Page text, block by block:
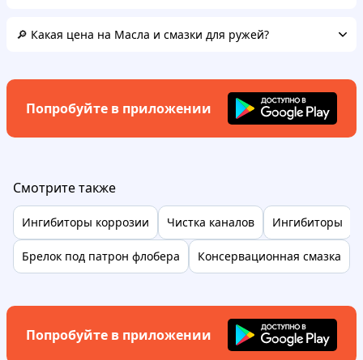
🔎 Какая цена на Масла и смазки для ружей?
Попробуйте в приложении
Смотрите также
Ингибиторы коррозии Чистка каналов Ингибиторы
Брелок под патрон флобера Консервационная смазка
Попробуйте в приложении